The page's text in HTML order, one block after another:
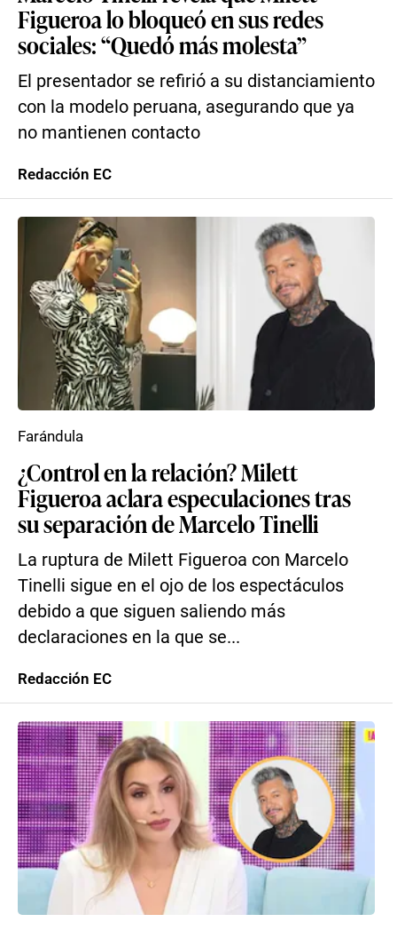
Figueroa lo bloqueó en sus redes
sociales: “Quedó más molesta”
El presentador se refirió a su distanciamiento
con la modelo peruana, asegurando que ya
no mantienen contacto
Redacción EC
¿Control en la relación? Milett
Figueroa aclara especulaciones tras
su separación de Marcelo Tinelli
La ruptura de Milett Figueroa con Marcelo
Tinelli sigue en el ojo de los espectáculos
debido a que siguen saliendo más
declaraciones en la que se...
Farándula
Redacción EC